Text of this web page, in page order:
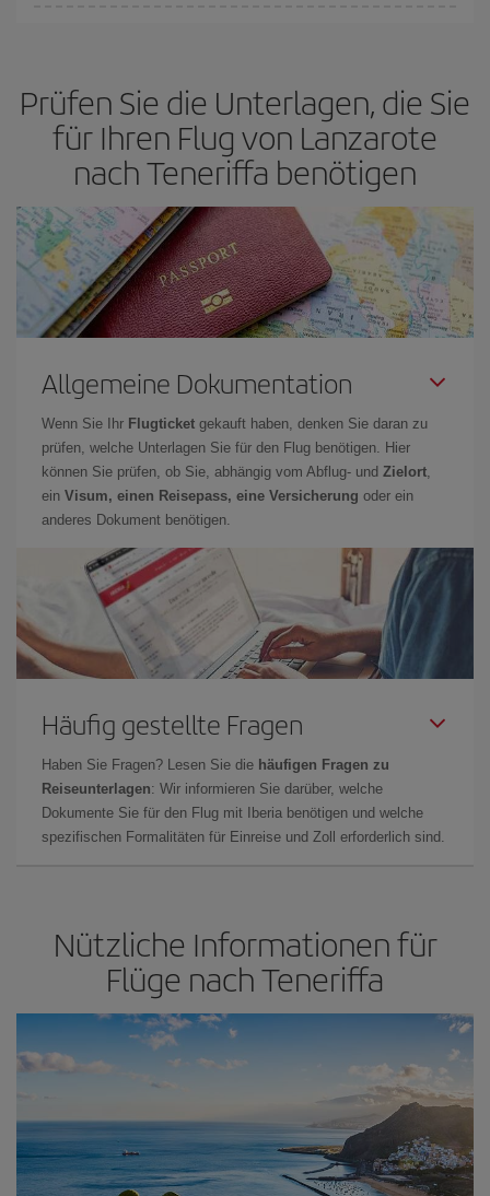
früherSie Ihre Flüge buchen. Wenn Sie außerdem bei der Suche
nach Flügen die Reisedaten und -zeiten ein wenig offen lassen,
können Sie unterden günstigsten Preisen wählen.
Prüfen Sie die Unterlagen, die Sie
für Ihren Flug von Lanzarote
nach Teneriffa benötigen
Allgemeine Dokumentation
Wenn Sie Ihr Flugticket gekauft haben, denken Sie daran zu
prüfen, welche Unterlagen Sie für den Flug benötigen. Hier
können Sie prüfen, ob Sie, abhängig vom Abflug- und Zielort,
ein Visum, einen Reisepass, eine Versicherung oder ein
anderes Dokument benötigen.
Häufig gestellte Fragen
Haben Sie Fragen? Lesen Sie die häufigen Fragen zu
Reiseunterlagen: Wir informieren Sie darüber, welche
Dokumente Sie für den Flug mit Iberia benötigen und welche
spezifischen Formalitäten für Einreise und Zoll erforderlich sind.
Nützliche Informationen für
Flüge nach Teneriffa